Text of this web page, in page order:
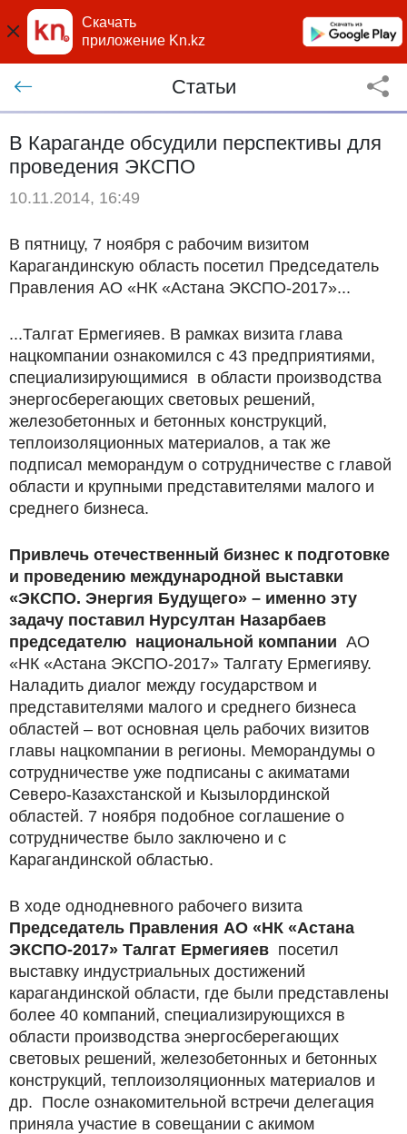
Скачать
приложение Kn.kz
Статьи
В Караганде обсудили перспективы для
проведения ЭКСПО
10.11.2014, 16:49
В пятницу, 7 ноября с рабочим визитом
Карагандинскую область посетил Председатель
Правления АО «НК «Астана ЭКСПО-2017»...
...Талгат Ермегияев. В рамках визита глава
нацкомпании ознакомился с 43 предприятиями,
специализирующимися в области производства
энергосберегающих световых решений,
железобетонных и бетонных конструкций,
теплоизоляционных материалов, а так же
подписал меморандум о сотрудничестве с главой
области и крупными представителями малого и
среднего бизнеса.
Привлечь отечественный бизнес к подготовке
и проведению международной выставки
«ЭКСПО. Энергия Будущего» – именно эту
задачу поставил Нурсултан Назарбаев
председателю национальной компании АО
«НК «Астана ЭКСПО-2017» Талгату Ермегияву.
Наладить диалог между государством и
представителями малого и среднего бизнеса
областей – вот основная цель рабочих визитов
главы нацкомпании в регионы. Меморандумы о
сотрудничестве уже подписаны с акиматами
Северо-Казахстанской и Кызылординской
областей. 7 ноября подобное соглашение о
сотрудничестве было заключено и с
Карагандинской областью.
В ходе однодневного рабочего визита
Председатель Правления АО «НК «Астана
ЭКСПО-2017» Талгат Ермегияев посетил
выставку индустриальных достижений
карагандинской области, где были представлены
более 40 компаний, специализирующихся в
области производства энергосберегающих
световых решений, железобетонных и бетонных
конструкций, теплоизоляционных материалов и
др. После ознакомительной встречи делегация
приняла участие в совещании с акимом